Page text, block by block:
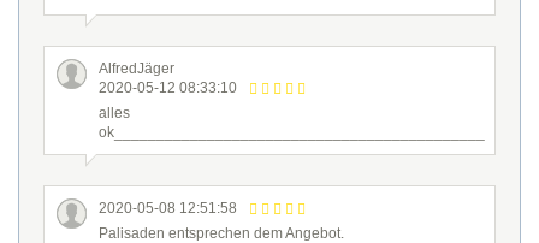
AlfredJäger
2020-05-12 08:33:10
alles
ok____________________________________________
2020-05-08 12:51:58
Palisaden entsprechen dem Angebot.